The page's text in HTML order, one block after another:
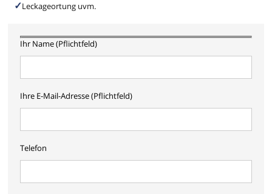
Leckageortung uvm.
Ihr Name (Pflichtfeld)
Ihre E-Mail-Adresse (Pflichtfeld)
Telefon